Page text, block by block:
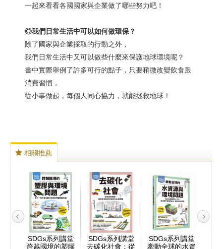
一起來看看各國國家與企業做了哪些努力吧！
◎我們日常生活中可以如何做環保？
除了國家與企業採取的行動之外，
我們日常生活中又可以做些什麼來保護地球環境呢？
書中實際舉例了許多可行的點子，只要稍微改變飲食跟
消費習慣，
從小事做起，每個人同心協力，就能拯救地球！
相關推薦
SDGs系列講堂
跨越國境的塑膠
SDGs系列講堂
去碳化社會：從
SDGs系列講堂
牽動全球的水資